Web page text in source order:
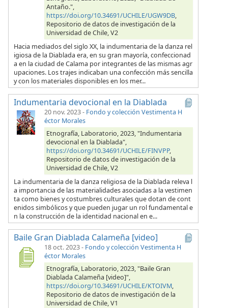
Antaño.",
https://doi.org/10.34691/UCHILE/UGW9DB,
Repositorio de datos de investigación de la
Universidad de Chile, V2
Hacia mediados del siglo XX, la indumentaria de la danza rel
igiosa de la Diablada era, en su gran mayoría, confeccionad
a en la ciudad de Calama por integrantes de las mismas agr
upaciones. Los trajes indicaban una confección más sencilla
y con los materiales disponibles en los mer...
Indumentaria devocional en la Diablada
20 nov. 2023- Fondo y colección Vestimenta H
éctor Morales
Etnografía, Laboratorio, 2023, "Indumentaria
devocional en la Diablada",
https://doi.org/10.34691/UCHILE/FINVPP,
Repositorio de datos de investigación de la
Universidad de Chile, V2
La indumentaria de la danza religiosa de la Diablada releva l
a importancia de las materialidades asociadas a la vestimen
ta como bienes y costumbres culturales que dotan de cont
enidos simbólicos y que pueden jugar un rol fundamental e
n la construcción de la identidad nacional en e...
Baile Gran Diablada Calameña [video]
18 oct. 2023- Fondo y colección Vestimenta H
éctor Morales
Etnografía, Laboratorio, 2023, "Baile Gran
Diablada Calameña [video]",
https://doi.org/10.34691/UCHILE/KTOIVM,
Repositorio de datos de investigación de la
Universidad de Chile, V1